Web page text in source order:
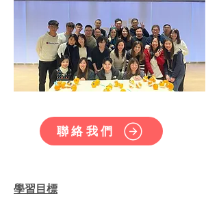
聯絡我們
學習目標